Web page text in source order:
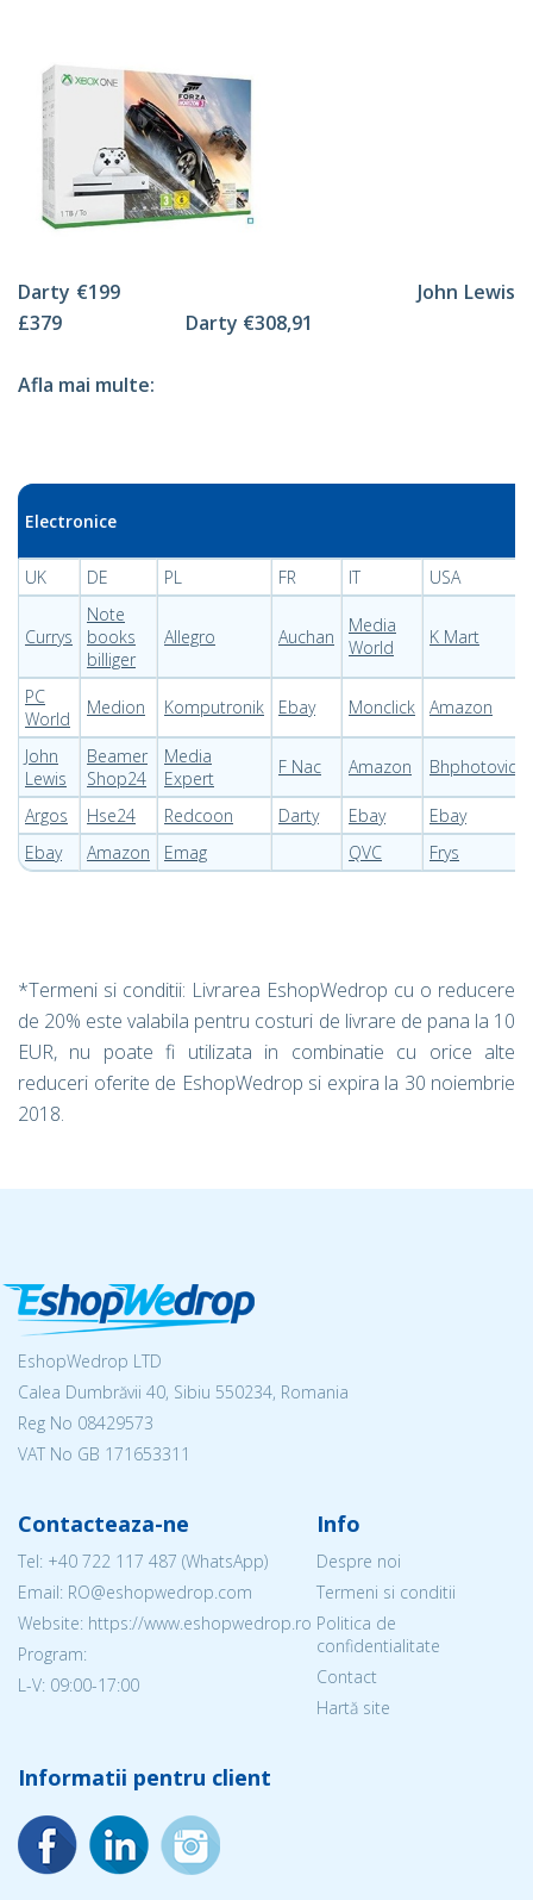
Darty €199 John Lewis
£379 Darty €308,91
Afla mai multe:
Electronice
UK DE PL FR IT USA
Currys
Note
books
billiger
Allegro Auchan
Media
World
K Mart
PC
World
Medion Komputronik Ebay Monclick Amazon
John
Lewis
Beamer
Shop24
Media
Expert
F Nac Amazon
Argos Hse24 Redcoon Darty Ebay
Ebay
Ebay
Amazon Emag QVC Frys
*Termeni si conditii: Livrarea EshopWedrop cu o reducere
de 20% este valabila pentru costuri de livrare de pana la 10
EUR, nu poate fi utilizata in combinatie cu orice alte
reduceri oferite de EshopWedrop si expira la 30 noiembrie
2018.
EshopWedrop LTD
Calea Dumbrăvii 40, Sibiu 550234, Romania
Reg No 08429573
VAT No GB 171653311
Contacteaza-ne
Tel: +40 722 117 487 (WhatsApp)
Email: RO@eshopwedrop.com
Website: https://www.eshopwedrop.ro
Program:
L-V: 09:00-17:00
Info
Despre noi
Termeni si conditii
Politica de
confidentialitate
Contact
Hartă site
Informatii pentru client